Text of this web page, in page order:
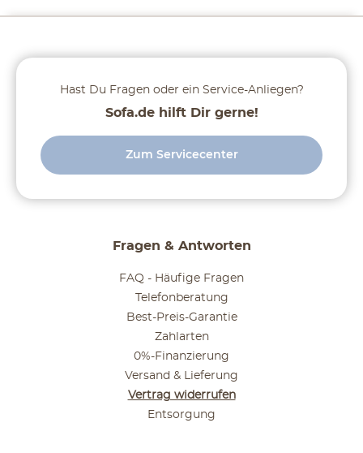
Fragen & Antworten
FAQ - Häufige Fragen
Telefonberatung
Best-Preis-Garantie
Zahlarten
0%-Finanzierung
Versand & Lieferung
Vertrag widerrufen
Entsorgung
Hast Du Fragen oder ein Service-Anliegen?
Sofa.de hilft Dir gerne!
Zum Servicecenter